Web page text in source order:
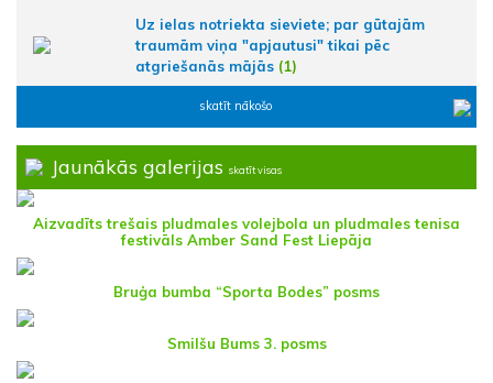
Uz ielas notriekta sieviete; par gūtajām
traumām viņa "apjautusi" tikai pēc
atgriešanās mājās (1)
skatīt nākošo
Jaunākās galerijas skatīt visas
Aizvadīts trešais pludmales volejbola un pludmales tenisa
festivāls Amber Sand Fest Liepāja
Bruģa bumba “Sporta Bodes” posms
Smilšu Bums 3. posms